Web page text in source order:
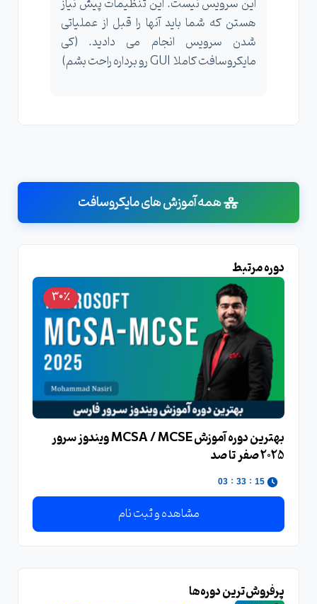
این سرویس نیست. این تنظیمات پیش نیاز
هستن که شما باید آنها را قبل از عملیاتی
شدن سرویس انجام می دادید. (کی
مایکروسافت کاملا GUI رو برداره راحت بشم)
همه آموزش های مایکروسافت
دوره مرتبط
30٪
بهترین دوره آموزش MCSA / MCSE ویندوز سرور
2025 صفر تا صد
15
:
33
:
02
مشاهده و ثبت نام
پرفروش‌ترین دوره‌ها